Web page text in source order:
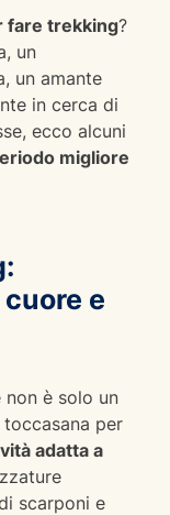
fare trekking?
un
un amante
in cerca di
ecco alcuni
migliore
e
non è solo un
per
adatta a
scarponi e